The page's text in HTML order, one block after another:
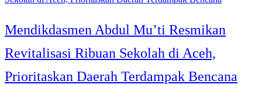
Mendikdasmen Abdul Mu’ti Resmikan
Revitalisasi Ribuan Sekolah di Aceh,
Prioritaskan Daerah Terdampak Bencana